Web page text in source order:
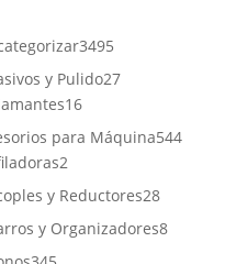
3495
productos
y Pulido2727
1616
productos
para Máquina544544
2
productos
y Reductores2828
productos
y Organizadores88